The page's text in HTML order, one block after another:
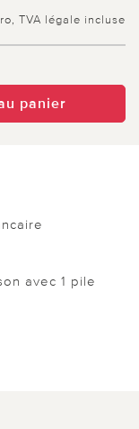
TVA légale incluse
panier
avec 1 pile